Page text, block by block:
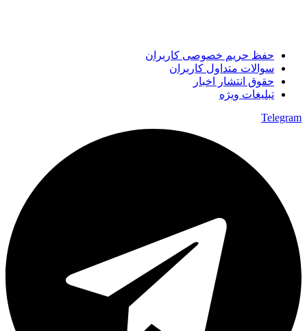
حفظ حریم خصوصی کاربران
سوالات متداول کاربران
حقوق انتشار اخبار
تبلیغات ویژه
Telegram